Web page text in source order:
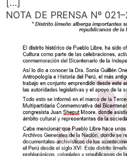
[…]
NOTA DE PRENSA Nº